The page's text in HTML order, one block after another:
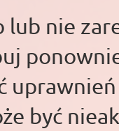
lub nie
być